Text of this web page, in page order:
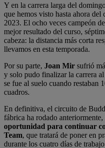
Y en la carrera larga del
que hemos visto hasta ahora
2023. El ocho veces campeón
mejor resultado del curso,
cabeza: la distancia más corta
llevamos en esta temporada.
Por su parte, Joan Mir sufrió
y solo pudo finalizar la carrera
se fue al suelo cuando restaban
cuadros.
En definitiva, el circuito de
fábrica ha rodado anteriormente,
oportunidad para continuar
Team, que tratará de poner en
durante los cuatro días de